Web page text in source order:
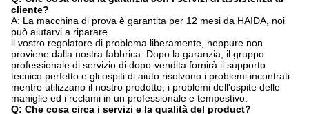
cliente?
A: La macchina di prova è garantita per 12 mesi da HAIDA, noi
può aiutarvi a riparare
il vostro regolatore di problema liberamente, neppure non
proviene dalla nostra fabbrica. Dopo la garanzia, il gruppo
professionale di servizio di dopo-vendita fornirà il supporto
tecnico perfetto e gli ospiti di aiuto risolvono i problemi incontrati
mentre utilizzano il nostro prodotto, i problemi dell'ospite delle
maniglie ed i reclami in un professionale e tempestivo.
Q: Che cosa circa i servizi e la qualità del product?